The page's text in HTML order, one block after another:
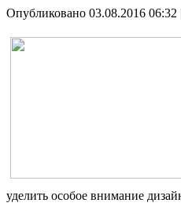
Опубликовано 03.08.2016 06:32
уделить особое внимание